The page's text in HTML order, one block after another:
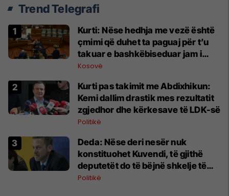
Trend Telegrafi
Kurti: Nëse hedhja me vezë është
çmimi që duhet ta paguaj për t’u
takuar e bashkëbiseduar jam i
lumtur ta bëj këtë
Kosovë
Kurti pas takimit me Abdixhikun:
Kemi dallim drastik mes rezultatit
zgjedhor dhe kërkesave të LDK-së
Politikë
Deda: Nëse deri nesër nuk
konstituohet Kuvendi, të gjithë
deputetët do të bëjnë shkelje të
rëndë kushtetuese
Politikë